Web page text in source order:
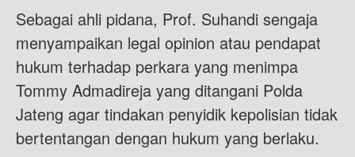
Sebagai ahli pidana, Prof. Suhandi sengaja
menyampaikan legal opinion atau pendapat
hukum terhadap perkara yang menimpa
Tommy Admadireja yang ditangani Polda
Jateng agar tindakan penyidik kepolisian tidak
bertentangan dengan hukum yang berlaku.